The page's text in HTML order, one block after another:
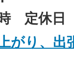
時 定休
がり、出